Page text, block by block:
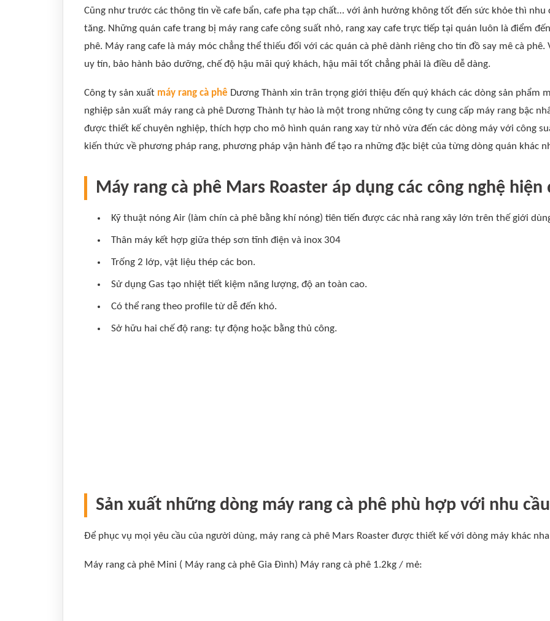
Cũng như trước các thông tin về cafe bẩn, cafe pha tạp chất… với ảnh hưởng không tốt đến sức khỏe thì nhu
tăng. Những quán cafe trang bị máy rang cafe công suất nhỏ, rang xay cafe trực tiếp tại quán luôn là điểm
phê. Máy rang cafe là máy móc chẳng thể thiếu đối với các quán cà phê dành riêng cho tín đồ say mê cà
uy tín, bảo hành bảo dưỡng, chế độ hậu mãi quý khách, hậu mãi tốt chẳng phải là điều dễ dàng.
Công ty sản xuất máy rang cà phê Dương Thành xin trân trọng giới thiệu đến quý khách các dòng sản phẩm
nghiệp sản xuất máy rang cà phê Dương Thành tự hào là một trong những công ty cung cấp máy rang bậc
được thiết kế chuyên nghiệp, thích hợp cho mô hình quán rang xay từ nhỏ vừa đến các dòng máy với công
kiến thức về phương pháp rang, phương pháp vận hành để tạo ra những đặc biệt của từng dòng quán khác
Máy rang cà phê Mars Roaster áp dụng các công nghệ
Kỹ thuật nóng Air (làm chín cà phê bằng khí nóng) tiên tiến được các nhà rang xây lớn trên thế giới
Thân máy kết hợp giữa thép sơn tĩnh điện và inox 304
Trống 2 lớp, vật liệu thép các bon.
Sử dụng Gas tạo nhiệt tiết kiệm năng lượng, độ an toàn cao.
Có thể rang theo profile từ dễ đến khó.
Sở hữu hai chế độ rang: tự động hoặc bằng thủ công.
Sản xuất những dòng máy rang cà phê phù hợp với nhu
Để phục vụ mọi yêu cầu của người dùng, máy rang cà phê Mars Roaster được thiết kế với dòng máy khác
Máy rang cà phê Mini ( Máy rang cà phê Gia Đình) Máy rang cà phê 1.2kg / mẻ: